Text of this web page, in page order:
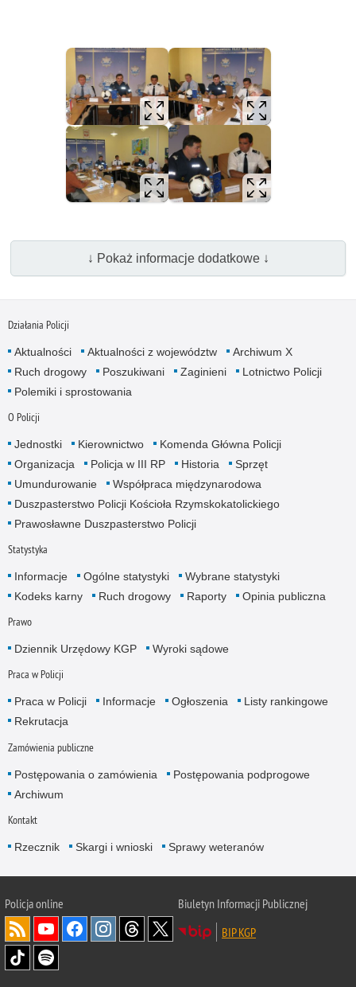
↓ Pokaż informacje dodatkowe ↓
Działania Policji
Aktualności Aktualności z województw
Archiwum X
Ruch drogowy
Poszukiwani Zaginieni
Lotnictwo Policji
Polemiki i sprostowania
O Policji
Jednostki Kierownictwo
Komenda Główna Policji
Organizacja
Policja w III RP Historia
Sprzęt
Umundurowanie
Współpraca międzynarodowa
Duszpasterstwo Policji Kościoła Rzymskokatolickiego
Prawosławne Duszpasterstwo Policji
Statystyka
Informacje Ogólne statystyki
Wybrane statystyki
Kodeks karny
Ruch drogowy Raporty Opinia publiczna
Prawo
Dziennik Urzędowy KGP Wyroki sądowe
Praca w Policji
Praca w Policji Informacje Ogłoszenia
Listy rankingowe
Rekrutacja
Zamówienia publiczne
Postępowania o zamówienia
Postępowania podprogowe
Archiwum
Kontakt
Rzecznik Skargi i wnioski Sprawy weteranów
Policjaonline
Biuletyn Informacji Publicznej
BIP KGP